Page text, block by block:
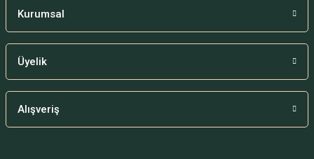
Kurumsal
Üyelik
Alışveriş